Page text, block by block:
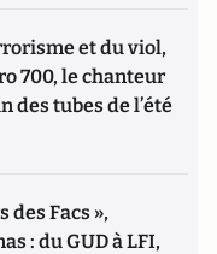
et du viol,
700, le chanteur
des tubes de l’été
des Facs »,
: du GUD à LFI,